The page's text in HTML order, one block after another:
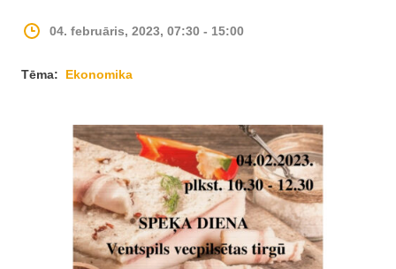
04. februāris, 2023, 07:30 - 15:00
Tēma: Ekonomika